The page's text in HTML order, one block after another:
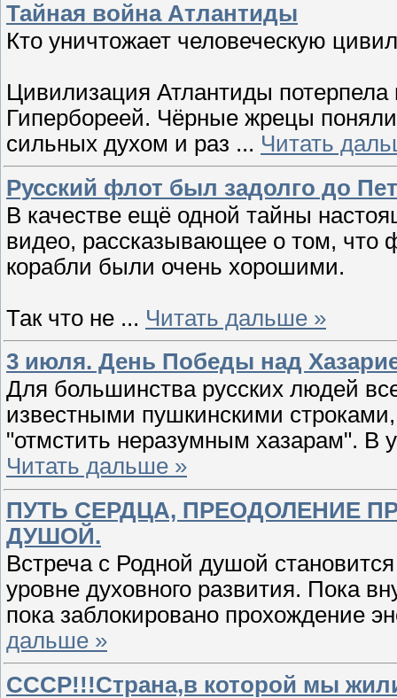
Тайная война Атлантиды
Кто уничтожает человеческую
Цивилизация Атлантиды
Гипербореей. Чёрные жрецы
сильных духом и раз ... Читать
Русский флот был задолго до
В качестве ещё одной тайны
видео, рассказывающее о том, что
корабли были очень хорошими.
Так что не ... Читать дальше »
3 июля. День Победы над
Для большинства русских людей
известными пушкинскими
"отмстить неразумным хазарам". В
Читать дальше »
ПУТЬ СЕРДЦА, ПРЕОДОЛЕНИЕ
ДУШОЙ.
Встреча с Родной душой
уровне духовного развития. Пока
пока заблокировано прохождение
дальше »
СССР!!!Страна,в которой мы